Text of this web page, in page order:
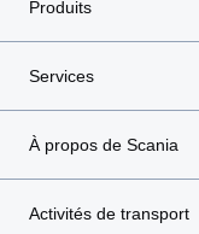
Produits
Services
À propos de Scania
Activités de transport